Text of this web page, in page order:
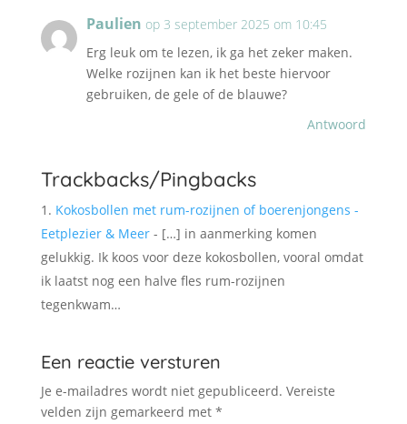
Paulien op 3 september 2025 om 10:45
Erg leuk om te lezen, ik ga het zeker maken.
Welke rozijnen kan ik het beste hiervoor
gebruiken, de gele of de blauwe?
Antwoord
Trackbacks/Pingbacks
Kokosbollen met rum-rozijnen of boerenjongens -
Eetplezier & Meer- […] in aanmerking komen
gelukkig. Ik koos voor deze kokosbollen, vooral omdat
ik laatst nog een halve fles rum-rozijnen
tegenkwam…
Een reactie versturen
Je e-mailadres wordt niet gepubliceerd. Vereiste
velden zijn gemarkeerd met *